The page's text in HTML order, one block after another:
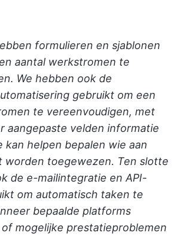
formulieren en sjablonen
aantal werkstromen te
We hebben ook de
gebruikt om een
te vereenvoudigen, met
aangepaste velden informatie
kan helpen bepalen wie aan
worden toegewezen. Ten slotte
de e-mailintegratie en API-
om automatisch taken te
bepaalde platforms
mogelijke prestatieproblemen